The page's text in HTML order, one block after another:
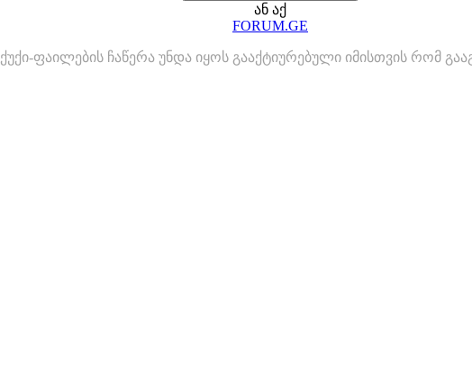
ან აქ
FORUM.GE
ქუქი-ფაილების ჩაწერა უნდა იყოს გააქტიურებული იმისთვის რომ